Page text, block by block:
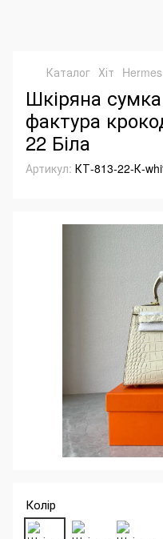
Каталог Хіт Hermes
Шкіряна
фактура
22 Біла
Артикул: КТ-813-22-К-
Колір